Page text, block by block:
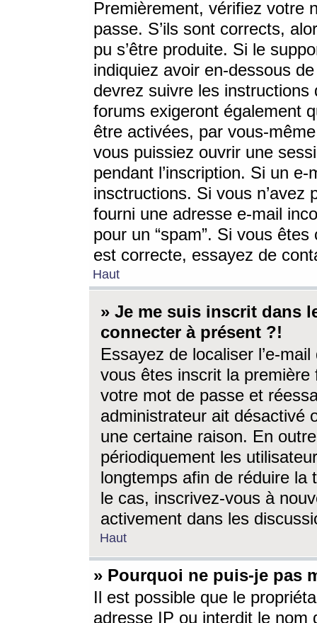
Premièrement, vérifiez votre
passe. S’ils sont corrects,
pu s’être produite. Si le
indiquiez avoir en-dessous
devrez suivre les
forums exigeront également
être activées, par vous-
vous puissiez ouvrir une
pendant l’inscription. Si un
insctructions. Si vous n’avez
fourni une adresse e-mail
pour un “spam”. Si vous
est correcte, essayez de
Haut
» Je me suis inscrit dans
connecter à présent ?!
Essayez de localiser l’e-
vous êtes inscrit la première
votre mot de passe et
administrateur ait désactivé
une certaine raison. En
périodiquement les
longtemps afin de réduire la
le cas, inscrivez-vous à
activement dans les
Haut
» Pourquoi ne puis-je pas
Il est possible que le
adresse IP ou interdit le nom